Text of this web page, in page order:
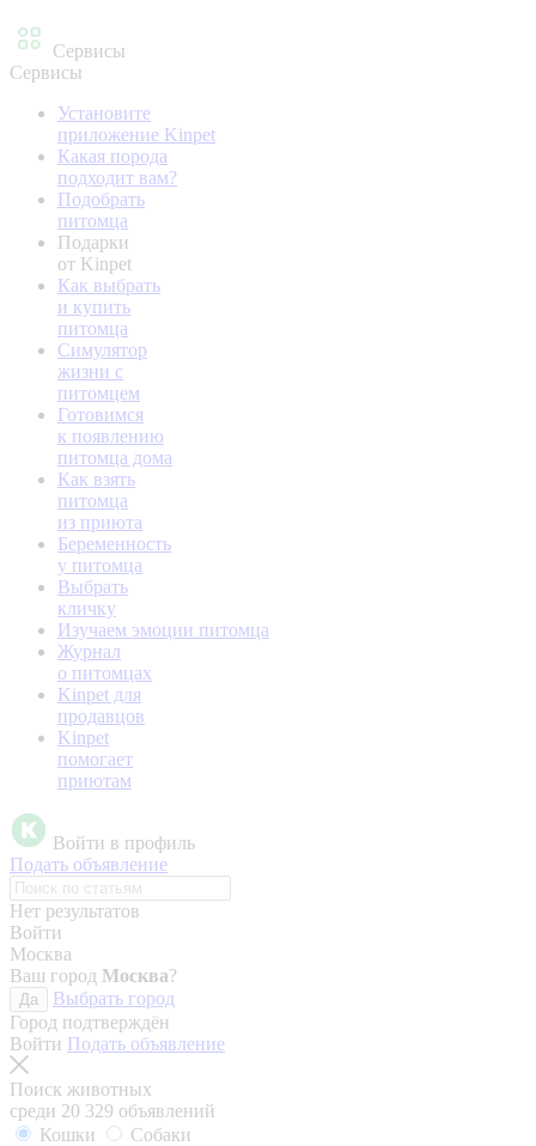
Сервисы
Сервисы
Установите
приложение Kinpet
Какая порода
подходит вам?
Подобрать
питомца
Подарки
от Kinpet
Как выбрать
и купить
питомца
Симулятор
жизни с
питомцем
Готовимся
к появлению
питомца дома
Как взять
питомца
из приюта
Беременность
у питомца
Выбрать
кличку
Изучаем эмоции питомца
Журнал
о питомцах
Kinpet для
продавцов
Kinpet
помогает
приютам
Войти в профиль
Подать объявление
Нет результатов
Войти
Москва
Ваш город Москва?
Да
Выбрать город
Город подтверждён
Войти Подать объявление
Поиск животных
среди 20 329 объявлений
Кошки
Собаки